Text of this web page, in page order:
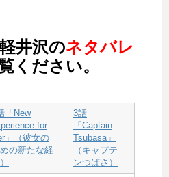
井沢のネタバレ
ください。
「New
for
」（彼女の
の新たな経
3話
「Captain
Tsubasa」
（キャプテ
ンつばさ）